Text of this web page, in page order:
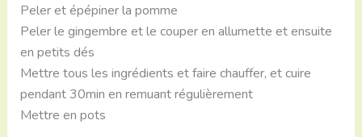
Peler et épépiner la pomme
Peler le gingembre et le couper en allumette et ensuite
en petits dés
Mettre tous les ingrédients et faire chauffer, et cuire
pendant 30min en remuant régulièrement
Mettre en pots